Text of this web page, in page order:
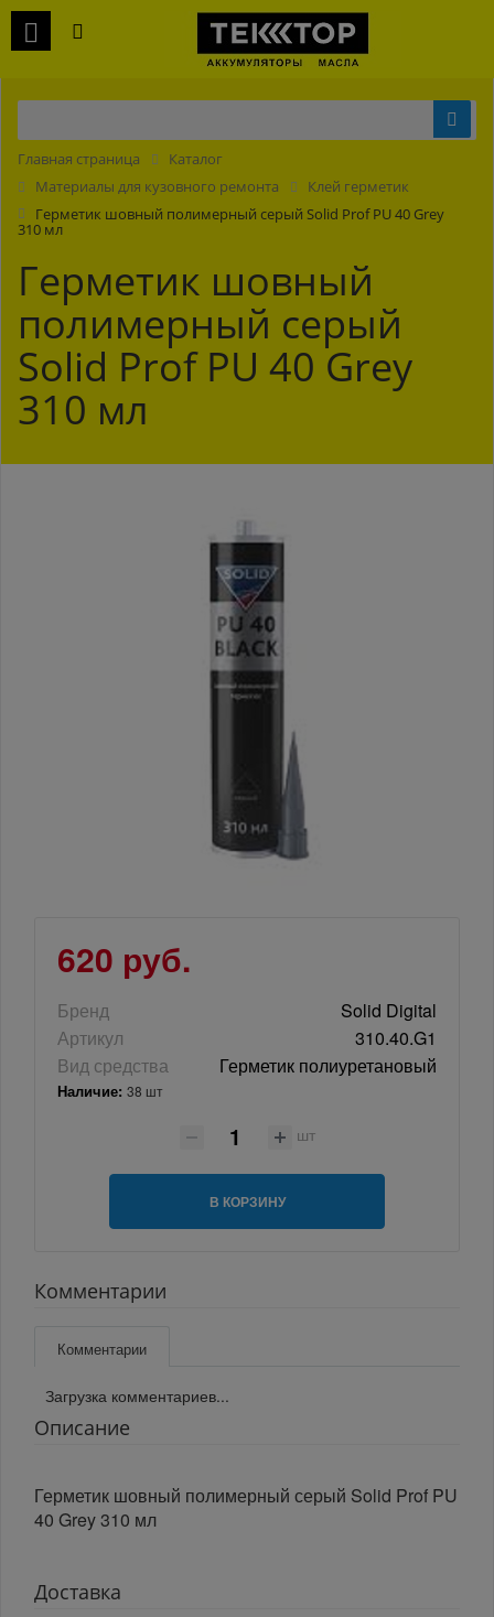
Главная страница
Каталог
Материалы для кузовного ремонта
Клей герметик
Герметик шовный полимерный серый Solid Prof PU 40 Grey
310 мл
Герметик шовный
полимерный серый
Solid Prof PU 40 Grey
310 мл
620 руб.
Бренд
Solid Digital
Артикул
310.40.G1
Вид средства
Герметик полиуретановый
Наличие: 38 шт
шт
В КОРЗИНУ
Комментарии
Комментарии
Загрузка комментариев...
Описание
Герметик шовный полимерный серый Solid Prof PU
40 Grey 310 мл
Доставка